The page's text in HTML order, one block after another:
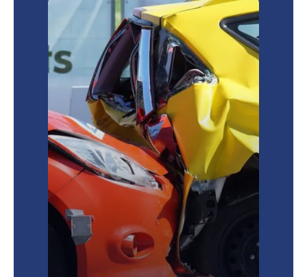
Sprawdź najkorzystniejsze oferty ubezpieczeń
OC/AC/NNW/assistance
OC, AC, NNW,
assistance,
szyby, opony, bagaż
SKLEP